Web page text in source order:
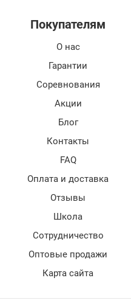
Покупателям
О нас
Гарантии
Соревнования
Акции
Блог
Контакты
FAQ
Оплата и доставка
Отзывы
Школа
Сотрудничество
Оптовые продажи
Карта сайта